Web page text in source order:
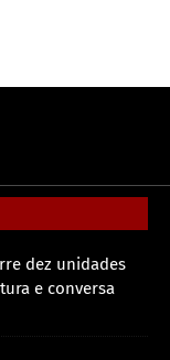
dez unidades
e conversa